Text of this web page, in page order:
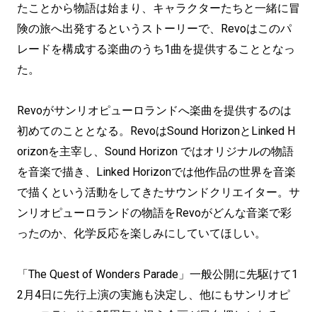
たことから物語は始まり、キャラクターたちと一緒に冒
険の旅へ出発するというストーリーで、Revoはこのパ
レードを構成する楽曲のうち1曲を提供することとなっ
た。
Revoがサンリオピューロランドへ楽曲を提供するのは
初めてのこととなる。RevoはSound HorizonとLinked H
orizonを主宰し、Sound Horizon ではオリジナルの物語
を音楽で描き、Linked Horizonでは他作品の世界を音楽
で描くという活動をしてきたサウンドクリエイター。サ
ンリオピューロランドの物語をRevoがどんな音楽で彩
ったのか、化学反応を楽しみにしていてほしい。
「The Quest of Wonders Parade」一般公開に先駆けて1
2月4日に先行上演の実施も決定し、他にもサンリオピ